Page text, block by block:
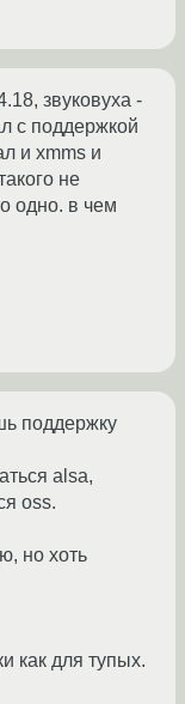
звуковуха -
с поддержкой
и xmms и
не
одно. в чем
поддержку
alsa,
oss.
но хоть
как для тупых.